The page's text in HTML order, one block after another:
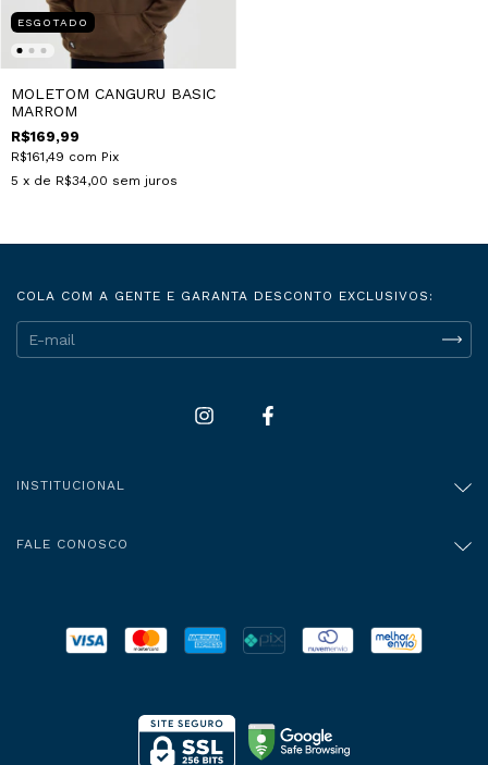
ESGOTADO
MOLETOM CANGURU BASIC
MARROM
R$169,99
R$161,49 com Pix
5 x de R$34,00 sem juros
COLA COM A GENTE E GARANTA DESCONTO EXCLUSIVOS:
INSTITUCIONAL
FALE CONOSCO